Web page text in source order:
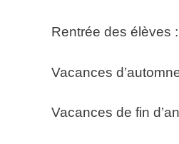
Rentrée des élèves
Vacances
Vacances de fin